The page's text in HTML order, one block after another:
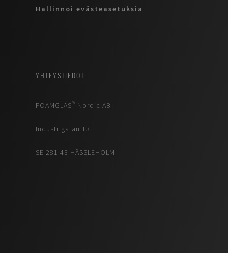
Hallinnoi evästeasetuksia
YHTEYSTIEDOT
FOAMGLAS® Nordic AB
Industrigatan 13
SE 281 43 HÄSSLEHOLM